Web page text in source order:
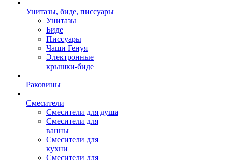
Унитазы, биде, писсуары
Унитазы
Биде
Писсуары
Чаши Генуя
Электронные
крышки-биде
Раковины
Смесители
Смесители для душа
Смесители для
ванны
Смесители для
кухни
Смесители для